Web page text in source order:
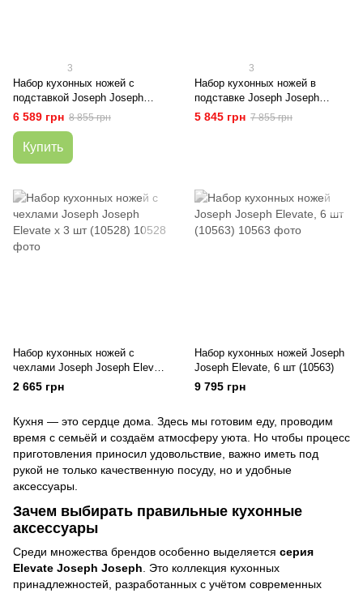
3
Набор кухонных ножей с
подставкой Joseph Joseph
Elevate 5 шт (10300)
6 589 грн 8 855 грн
Купить
3
Набор кухонных ножей в
подставке Joseph Joseph
Elevate SlimBlock Multicolour 5
шт (10537)
5 845 грн 7 855 грн
Набор кухонных ножей с
чехлами Joseph Joseph Elevate
х 3 шт (10528)
2 665 грн
Набор кухонных ножей Joseph
Joseph Elevate, 6 шт (10563)
9 795 грн
Кухня — это сердце дома. Здесь мы готовим еду, проводим
время с семьёй и создаём атмосферу уюта. Но чтобы процесс
приготовления приносил удовольствие, важно иметь под
рукой не только качественную посуду, но и удобные
аксессуары.
Зачем выбирать правильные кухонные
аксессуары
Среди множества брендов особенно выделяется серия
Elevate Joseph Joseph. Это коллекция кухонных
принадлежностей, разработанных с учётом современных